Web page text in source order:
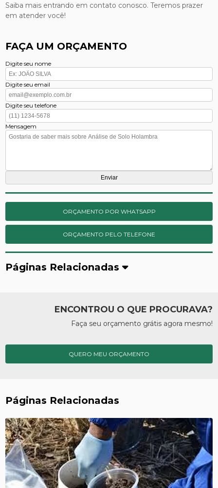
Saiba mais entrando em contato conosco. Teremos prazer
em atender você!
FAÇA UM ORÇAMENTO
Digite seu nome
Digite seu email
Digite seu telefone
Mensagem
ORÇAMENTO POR WHATSAPP
ORÇAMENTO PELO TELEFONE
Páginas Relacionadas
ENCONTROU O QUE PROCURAVA?
Faça seu orçamento grátis agora mesmo!
QUERO MEU ORÇAMENTO
Páginas Relacionadas